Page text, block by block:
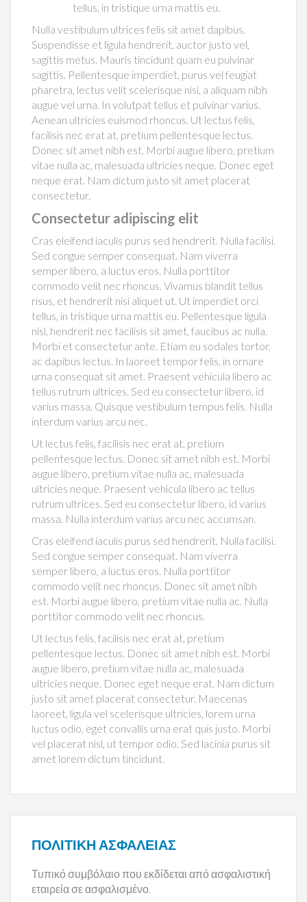
tellus, in tristique urna mattis eu.
Nulla vestibulum ultrices felis sit amet dapibus.
Suspendisse et ligula hendrerit, auctor justo vel,
sagittis metus. Mauris tincidunt quam eu pulvinar
sagittis. Pellentesque imperdiet, purus vel feugiat
pharetra, lectus velit scelerisque nisi, a aliquam nibh
augue vel urna. In volutpat tellus et pulvinar varius.
Aenean ultricies euismod rhoncus. Ut lectus felis,
facilisis nec erat at, pretium pellentesque lectus.
Donec sit amet nibh est. Morbi augue libero, pretium
vitae nulla ac, malesuada ultricies neque. Donec eget
neque erat. Nam dictum justo sit amet placerat
consectetur.
Consectetur adipiscing elit
Cras eleifend iaculis purus sed hendrerit. Nulla facilisi.
Sed congue semper consequat. Nam viverra
semper libero, a luctus eros. Nulla porttitor
commodo velit nec rhoncus. Vivamus blandit tellus
risus, et hendrerit nisi aliquet ut. Ut imperdiet orci
tellus, in tristique urna mattis eu. Pellentesque ligula
nisl, hendrerit nec facilisis sit amet, faucibus ac nulla.
Morbi et consectetur ante. Etiam eu sodales tortor,
ac dapibus lectus. In laoreet tempor felis, in ornare
urna consequat sit amet. Praesent vehicula libero ac
tellus rutrum ultrices. Sed eu consectetur libero, id
varius massa. Quisque vestibulum tempus felis. Nulla
interdum varius arcu nec.
Ut lectus felis, facilisis nec erat at, pretium
pellentesque lectus. Donec sit amet nibh est. Morbi
augue libero, pretium vitae nulla ac, malesuada
ultricies neque. Praesent vehicula libero ac tellus
rutrum ultrices. Sed eu consectetur libero, id varius
massa. Nulla interdum varius arcu nec accumsan.
Cras eleifend iaculis purus sed hendrerit. Nulla facilisi.
Sed congue semper consequat. Nam viverra
semper libero, a luctus eros. Nulla porttitor
commodo velit nec rhoncus. Donec sit amet nibh
est. Morbi augue libero, pretium vitae nulla ac. Nulla
porttitor commodo velit nec rhoncus.
Ut lectus felis, facilisis nec erat at, pretium
pellentesque lectus. Donec sit amet nibh est. Morbi
augue libero, pretium vitae nulla ac, malesuada
ultricies neque. Donec eget neque erat. Nam dictum
justo sit amet placerat consectetur. Maecenas
laoreet, ligula vel scelerisque ultricies, lorem urna
luctus odio, eget convallis urna erat quis justo. Morbi
vel placerat nisl, ut tempor odio. Sed lacinia purus sit
amet lorem dictum tincidunt.
ΠΟΛΙΤΙΚΉ ΑΣΦΑΛΕΊΑΣ
Τυπικό συμβόλαιο που εκδίδεται από ασφαλιστική
εταιρεία σε ασφαλισμένο.